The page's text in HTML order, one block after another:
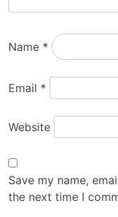
Name *
Email *
Website
Save my name,
the next time I